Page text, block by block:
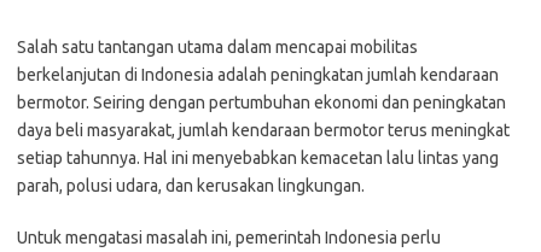
Salah satu tantangan utama dalam mencapai mobilitas
berkelanjutan di Indonesia adalah peningkatan jumlah kendaraan
bermotor. Seiring dengan pertumbuhan ekonomi dan peningkatan
daya beli masyarakat, jumlah kendaraan bermotor terus meningkat
setiap tahunnya. Hal ini menyebabkan kemacetan lalu lintas yang
parah, polusi udara, dan kerusakan lingkungan.
Untuk mengatasi masalah ini, pemerintah Indonesia perlu